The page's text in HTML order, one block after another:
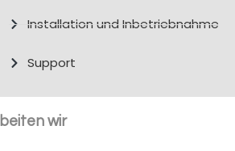
Installation und Inbetriebnahme
Support
wir